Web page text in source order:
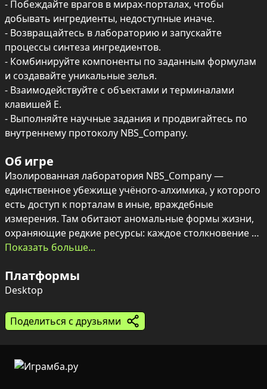
- Побеждайте врагов в мирах‑порталах, чтобы
добывать ингредиенты, недоступные иначе.
- Возвращайтесь в лабораторию и запускайте
процессы синтеза ингредиентов.
- Комбинируйте компоненты по заданным формулам
и создавайте уникальные зелья.
- Взаимодействуйте с объектами и терминалами
клавишей E.
- Выполняйте научные задания и продвигайтесь по
внутреннему протоколу NBS_Company.
Об игре
Изолированная лаборатория NBS_Company —
единственное убежище учёного‑алхимика, у которого
есть доступ к порталам в иные, враждебные
измерения. Там обитают аномальные формы жизни,
охраняющие редкие ресурсы: каждое столкновение
становится суровым испытанием на выносливость и
Сбор материалов на чужих мирах сменяется тонкой
комбинирование компонентов по строгим формулам
и выполнение научных задач протокола. Простое
каждый портал — вызов, где тактика боя, поиск
редких ингредиентов и мастерство алхимического
Показать больше...
Платформы
Desktop
Поделиться с друзьями